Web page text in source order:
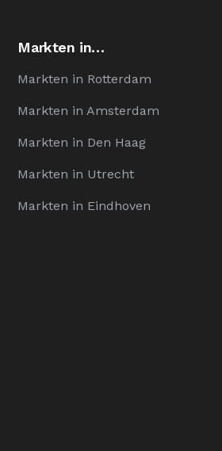
Markten in…
Markten in Rotterdam
Markten in Amsterdam
Markten in Den Haag
Markten in Utrecht
Markten in Eindhoven